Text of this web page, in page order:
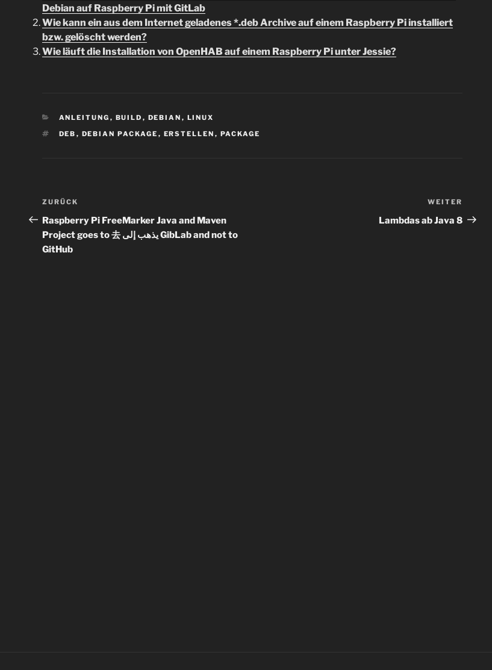
Debian auf Raspberry Pi mit GitLab
Wie kann ein aus dem Internet geladenes *.deb Archive auf einem Raspberry Pi installiert
bzw. gelöscht werden?
Wie läuft die Installation von OpenHAB auf einem Raspberry Pi unter Jessie?
KATEGORIEN
ANLEITUNG , BUILD , DEBIAN , LINUX
SCHLAGWÖRTER
DEB , DEBIAN PACKAGE , ERSTELLEN , PACKAGE
Beitragsnavigation
Vorheriger
Beitrag
ZURÜCK
Raspberry Pi FreeMarker Java and Maven
Project goes to 去 يذهب إلى GibLab and not to
GitHub
Beitrag
WEITER
Lambdas ab Java 8